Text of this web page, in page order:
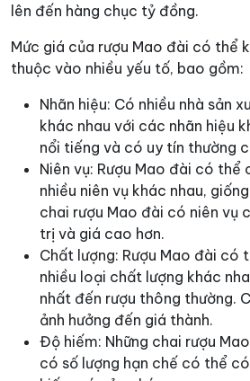
lên đến hàng chục tỷ đồng.
Mức giá của rượu Mao đài có thể
thuộc vào nhiều yếu tố, bao gồm:
Nhãn hiệu: Có nhiều nhà sản
khác nhau với các nhãn hiệu
nổi tiếng và có uy tín thường
Niên vụ: Rượu Mao đài có
nhiều niên vụ khác nhau,
chai rượu Mao đài có niên vụ
trị và giá cao hơn.
Chất lượng: Rượu Mao đài có
nhiều loại chất lượng khác
nhất đến rượu thông thường.
ảnh hưởng đến giá thành.
Độ hiếm: Những chai rượu
có số lượng hạn chế có thể